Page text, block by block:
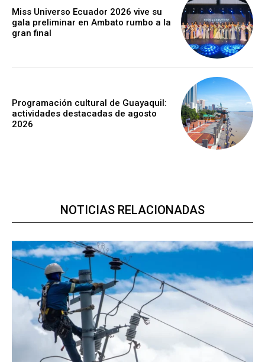
Miss Universo Ecuador 2026 vive su
gala preliminar en Ambato rumbo a la
gran final
Programación cultural de Guayaquil:
actividades destacadas de agosto
2026
NOTICIAS RELACIONADAS